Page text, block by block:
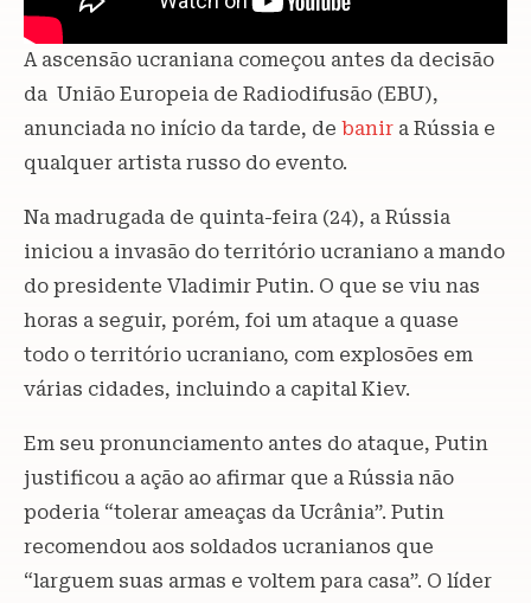
A ascensão ucraniana começou antes da decisão
da União Europeia de Radiodifusão (EBU),
anunciada no início da tarde, de banir a Rússia e
qualquer artista russo do evento.
Na madrugada de quinta-feira (24), a Rússia
iniciou a invasão do território ucraniano a mando
do presidente Vladimir Putin. O que se viu nas
horas a seguir, porém, foi um ataque a quase
todo o território ucraniano, com explosões em
várias cidades, incluindo a capital Kiev.
Em seu pronunciamento antes do ataque, Putin
justificou a ação ao afirmar que a Rússia não
poderia “tolerar ameaças da Ucrânia”. Putin
recomendou aos soldados ucranianos que
“larguem suas armas e voltem para casa”. O líder